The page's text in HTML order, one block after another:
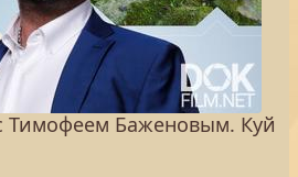
Тимофеем Баженовым. Куй